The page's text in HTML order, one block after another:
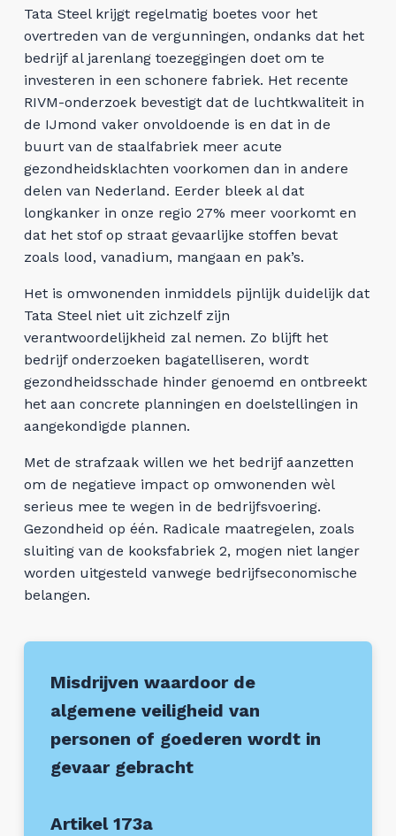
Tata Steel krijgt regelmatig boetes voor het
overtreden van de vergunningen, ondanks dat het
bedrijf al jarenlang toezeggingen doet om te
investeren in een schonere fabriek. Het recente
RIVM-onderzoek bevestigt dat de luchtkwaliteit in
de IJmond vaker onvoldoende is en dat in de
buurt van de staalfabriek meer acute
gezondheidsklachten voorkomen dan in andere
delen van Nederland. Eerder bleek al dat
longkanker in onze regio 27% meer voorkomt en
dat het stof op straat gevaarlijke stoffen bevat
zoals lood, vanadium, mangaan en pak’s.
Het is omwonenden inmiddels pijnlijk duidelijk dat
Tata Steel niet uit zichzelf zijn
verantwoordelijkheid zal nemen. Zo blijft het
bedrijf onderzoeken bagatelliseren, wordt
gezondheidsschade hinder genoemd en ontbreekt
het aan concrete planningen en doelstellingen in
aangekondigde plannen.
Met de strafzaak willen we het bedrijf aanzetten
om de negatieve impact op omwonenden wèl
serieus mee te wegen in de bedrijfsvoering.
Gezondheid op één. Radicale maatregelen, zoals
sluiting van de kooksfabriek 2, mogen niet langer
worden uitgesteld vanwege bedrijfseconomische
belangen.
Misdrijven waardoor de
algemene veiligheid van
personen of goederen wordt in
gevaar gebracht
Artikel 173a